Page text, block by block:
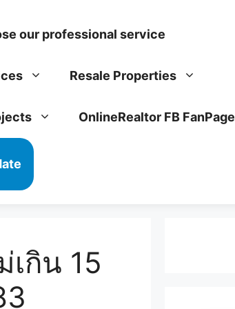
our professional service
Resale Properties
OnlineRealtor FB FanPage
กิน 15